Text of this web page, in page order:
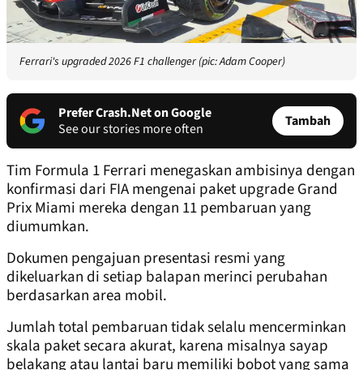
Ferrari's upgraded 2026 F1 challenger (pic: Adam Cooper)
Prefer Crash.Net on Google
See our stories more often
Tambah
Tim Formula 1 Ferrari menegaskan ambisinya dengan
konfirmasi dari FIA mengenai paket upgrade Grand
Prix Miami mereka dengan 11 pembaruan yang
diumumkan.
Dokumen pengajuan presentasi resmi yang
dikeluarkan di setiap balapan merinci perubahan
berdasarkan area mobil.
Jumlah total pembaruan tidak selalu mencerminkan
skala paket secara akurat, karena misalnya sayap
belakang atau lantai baru memiliki bobot yang sama